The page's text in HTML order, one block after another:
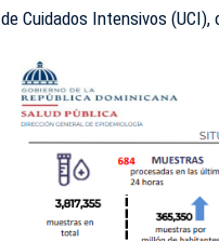
de Cuidados Intensivos (UCI),